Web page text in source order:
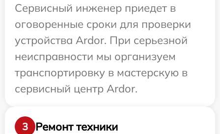
Сервисный инженер приедет в
оговоренные сроки для проверки
устройства Ardor. При серьезной
неисправности мы организуем
транспортировку в мастерскую в
сервисный центр Ardor.
3
Ремонт техники